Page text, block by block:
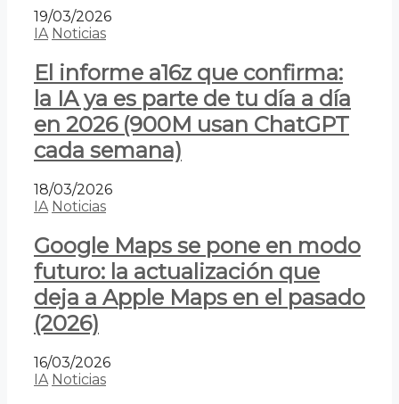
19/03/2026
IA Noticias
El informe a16z que confirma:
la IA ya es parte de tu día a día
en 2026 (900M usan ChatGPT
cada semana)
18/03/2026
IA Noticias
Google Maps se pone en modo
futuro: la actualización que
deja a Apple Maps en el pasado
(2026)
16/03/2026
IA Noticias